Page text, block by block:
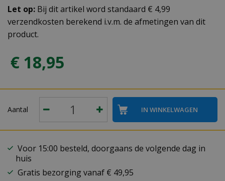
Let op: Bij dit artikel word standaard € 4,99
verzendkosten berekend i.v.m. de afmetingen van dit
product.
€ 18,95
Aantal
Voor 15:00 besteld, doorgaans de volgende dag in
huis
Gratis bezorging vanaf € 49,95